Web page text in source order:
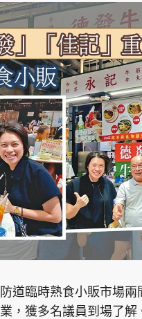
道臨時熟食小販市場
，獲多名議員到場了